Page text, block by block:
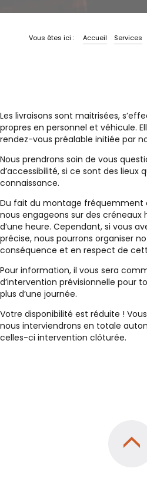
Vous êtes ici : Accueil Services
Les livraisons sont maitrisées,
propres en personnel et véhicule.
rendez-vous préalable initiée par
Nous prendrons soin de vous
d’accessibilité, si ce sont des lieux
connaissance.
Du fait du montage fréquemment
nous engageons sur des créneaux
d’une heure. Cependant, si vous
précise, nous pourrons organiser
conséquence et en respect de
Pour information, il vous sera
d’intervention prévisionnelle pour
plus d’une journée.
Votre disponibilité est réduite !
nous interviendrons en totale
celles-ci intervention clôturée.